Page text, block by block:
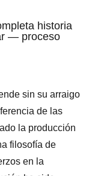
sin su arraigo
de las
la producción
filosofía de
en la